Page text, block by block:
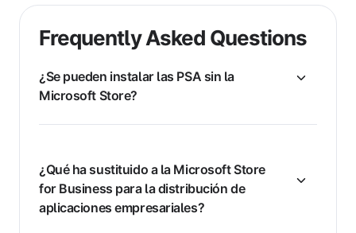
Frequently Asked Questions
¿Se pueden instalar las PSA sin la
Microsoft Store?
¿Qué ha sustituido a la Microsoft Store
for Business para la distribución de
aplicaciones empresariales?